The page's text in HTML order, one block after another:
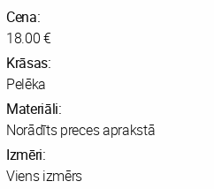
Cena:
18.00 €
Krāsas:
Pelēka
Materiāli:
Norādīts preces aprakstā
Izmēri:
Viens izmērs